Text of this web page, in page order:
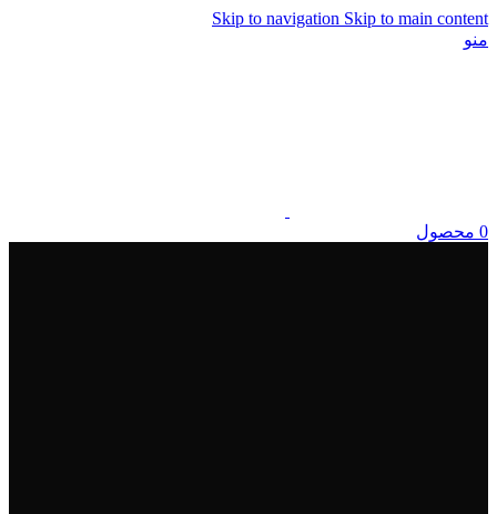
Skip to navigation Skip to main content
منو
0 محصول